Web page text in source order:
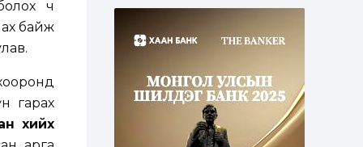
ч
байж
гарах
хийх
эрхлэхэд таатай...
Долдугаар сард
709.503 зөрчил
2 өдөр 0 0
Цалинтай ээжийн 50
мянган төгрөгийн